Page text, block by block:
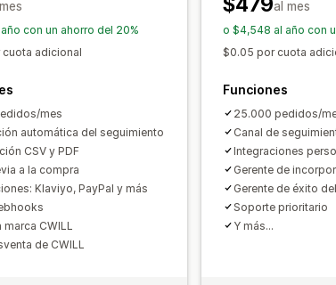
con un ahorro del 20%
adicional
mes
automática del seguimiento
CSV y PDF
a la compra
Klaviyo, PayPal y más
CWILL
de CWILL
al mes
o $4,548 al año con
$0.05 por cuota
Funciones
25.000 pedidos/
Canal de
Integraciones
Gerente de
Gerente de éxito
Soporte prioritario
Y más…